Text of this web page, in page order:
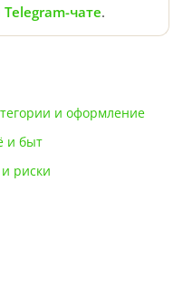
чате.
и оформление
и быт
риски